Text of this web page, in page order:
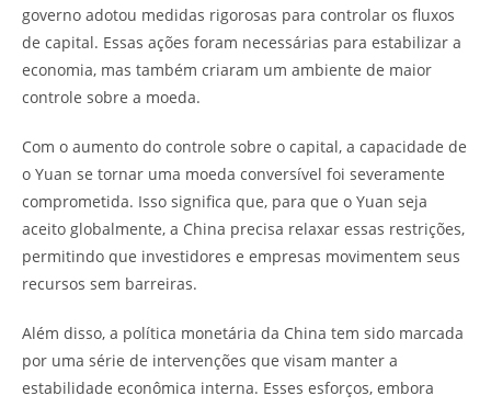
governo adotou medidas rigorosas para controlar os fluxos
de capital. Essas ações foram necessárias para estabilizar a
economia, mas também criaram um ambiente de maior
controle sobre a moeda.
Com o aumento do controle sobre o capital, a capacidade de
o Yuan se tornar uma moeda conversível foi severamente
comprometida. Isso significa que, para que o Yuan seja
aceito globalmente, a China precisa relaxar essas restrições,
permitindo que investidores e empresas movimentem seus
recursos sem barreiras.
Além disso, a política monetária da China tem sido marcada
por uma série de intervenções que visam manter a
estabilidade econômica interna. Esses esforços, embora